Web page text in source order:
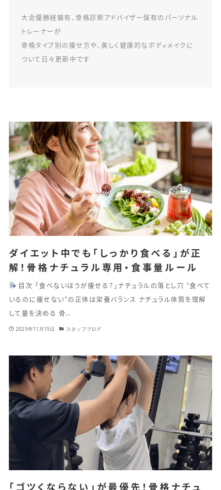
大会優勝経験有、骨格診断アドバイザー保有のパーソナル
トレーナーが
骨格タイプ別の痩せ方や、美しく健康的なボディメイクに
ついて日々更新中です
ダイエット中でも「しっかり食べる」が正
解！骨格ナチュラル専用・食事量ルール
目次 「食べないほうが痩せる？」ナチュラルの落とし穴 “食べて
いるのに痩せない”の正体は栄養バランス ナチュラル体質を理解
して量を決める 骨…
2025年11月15日 スタッフブログ
「ゴツくならない」が最優先！骨格ナチュ